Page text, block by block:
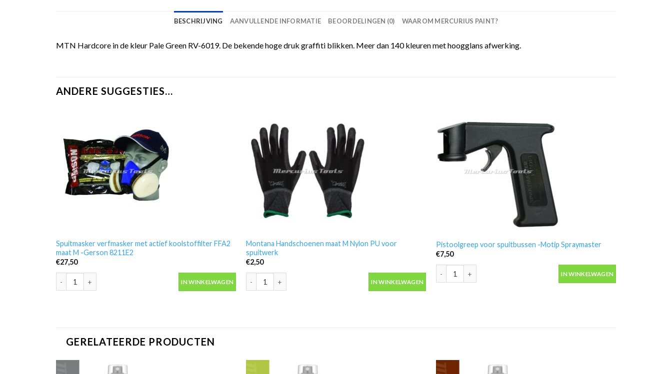
BESCHRIJVING AANVULLENDE INFORMATIE BEOORDELINGEN (0) WAAROM MERCURIUS PAINT?
MTN Hardcore in de kleur Pale Green RV-6019. De bekende hoge druk graffiti blikken. Meer dan 140 kleuren met hoogglans afwerking.
ANDERE SUGGESTIES…
Spuitmasker verfmasker met actief koolstoffilter FFA2
maat M -Gerson 8211E2
€27,50
Spuitmasker verfmasker met actief koolstoffilter FFA2 maat M -Gerson 8211E2 aantal
IN WINKELWAGEN
Montana Handschoenen maat M Nylon PU voor
spuitwerk
€2,50
Montana Handschoenen maat M Nylon PU voor spuitwerk aantal
IN WINKELWAGEN
Pistoolgreep voor spuitbussen -Motip Spraymaster
€7,50
IN WINKELWAGEN
GERELATEERDE PRODUCTEN